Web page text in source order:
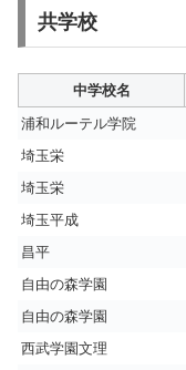
共学校
中学校名
浦和ルーテル学院
埼玉栄
埼玉栄
埼玉平成
昌平
自由の森学園
自由の森学園
西武学園文理